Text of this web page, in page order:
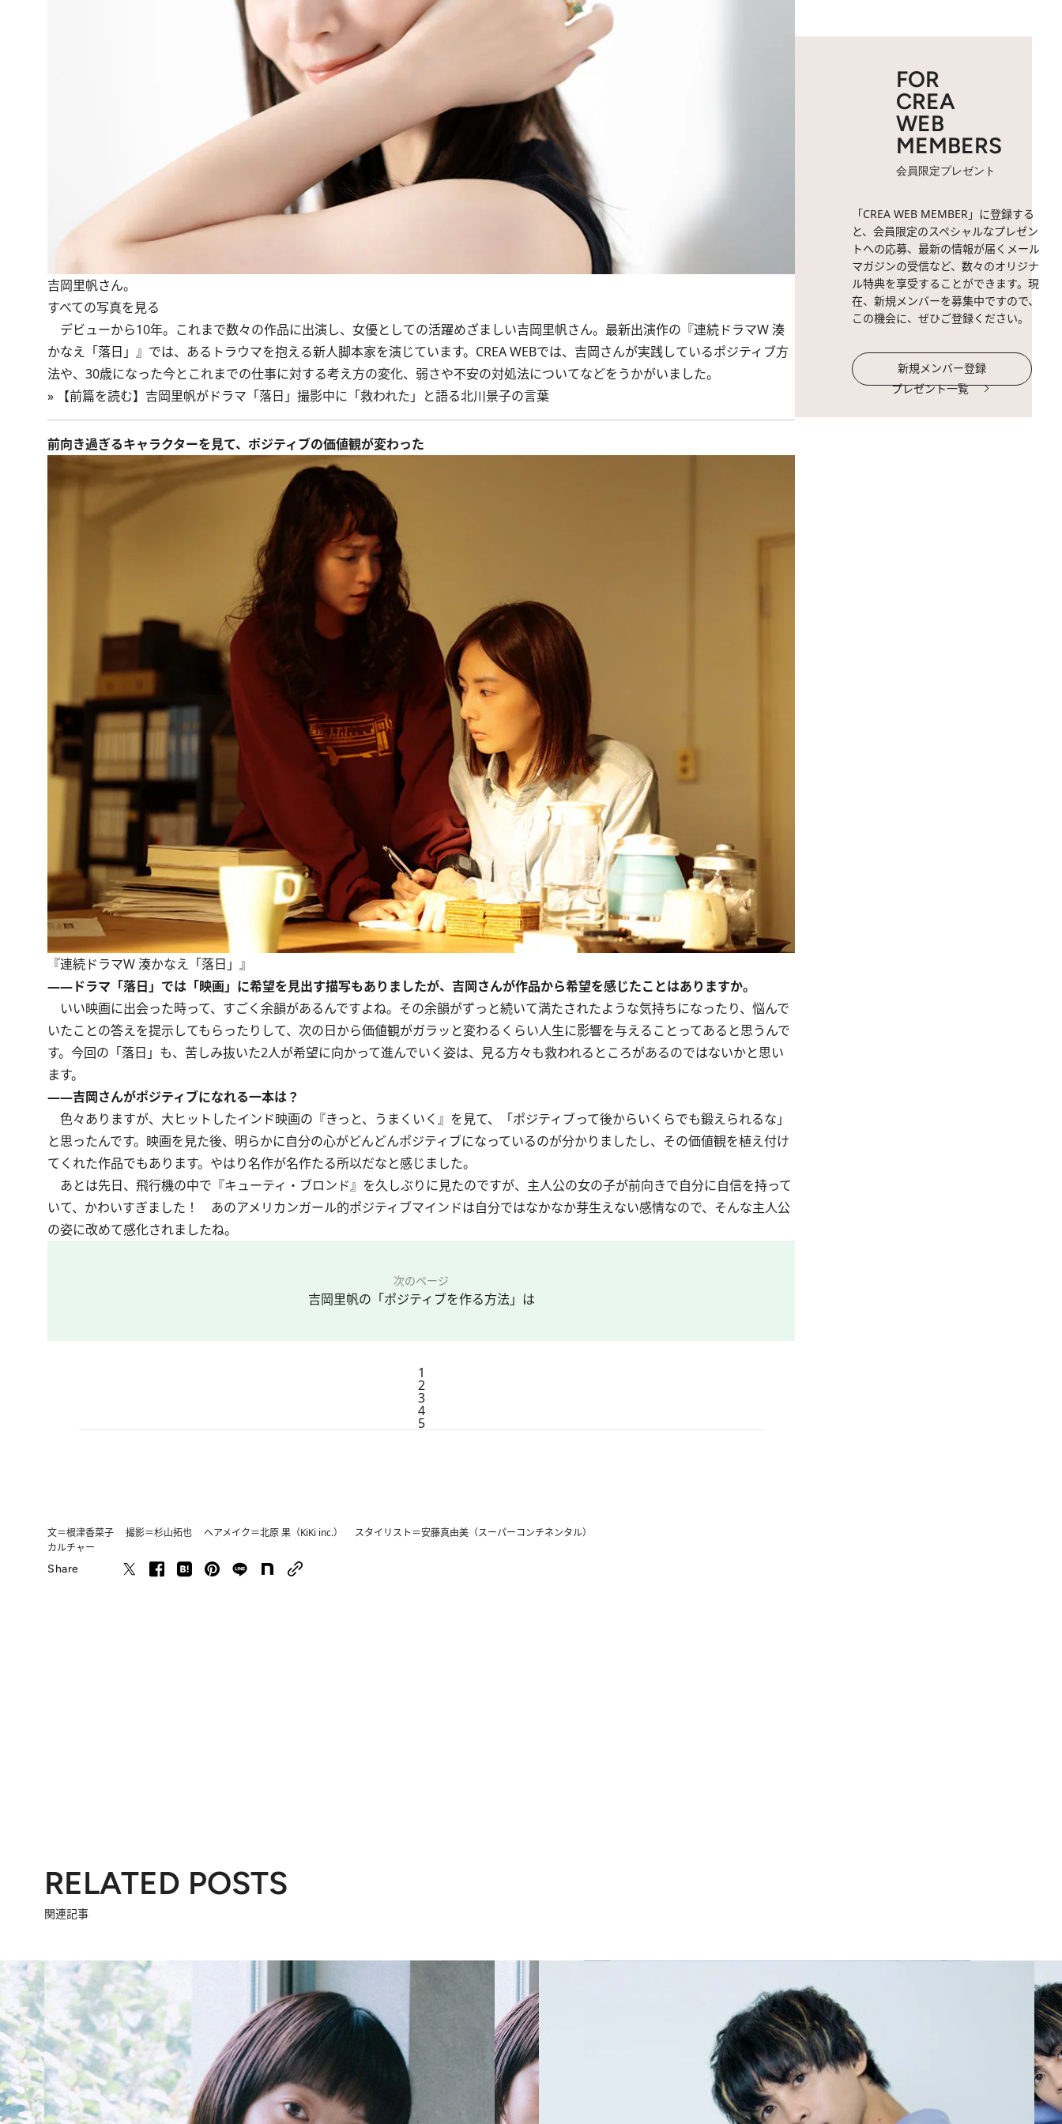
吉岡里帆さん。
すべての写真を見る
デビューから10年。これまで数々の作品に出演し、女優としての活躍めざましい吉岡里帆さん。最新出演作の『連続ドラマW 湊
かなえ「落日」』では、あるトラウマを抱える新人脚本家を演じています。CREA WEBでは、吉岡さんが実践しているポジティブ方
法や、30歳になった今とこれまでの仕事に対する考え方の変化、弱さや不安の対処法についてなどをうかがいました。
»
【前篇を読む】吉岡里帆がドラマ「落日」撮影中に「救われた」と語る北川景子の言葉
前向き過ぎるキャラクターを見て、ポジティブの価値観が変わった
『連続ドラマW 湊かなえ「落日」』
――ドラマ「落日」では「映画」に希望を見出す描写もありましたが、吉岡さんが作品から希望を感じたことはありますか。
いい映画に出会った時って、すごく余韻があるんですよね。その余韻がずっと続いて満たされたような気持ちになったり、悩んで
いたことの答えを提示してもらったりして、次の日から価値観がガラッと変わるくらい人生に影響を与えることってあると思うんで
す。今回の「落日」も、苦しみ抜いた2人が希望に向かって進んでいく姿は、見る方々も救われるところがあるのではないかと思い
ます。
――吉岡さんがポジティブになれる一本は？
色々ありますが、大ヒットしたインド映画の『きっと、うまくいく』を見て、「ポジティブって後からいくらでも鍛えられるな」
と思ったんです。映画を見た後、明らかに自分の心がどんどんポジティブになっているのが分かりましたし、その価値観を植え付け
てくれた作品でもあります。やはり名作が名作たる所以だなと感じました。
あとは先日、飛行機の中で『キューティ・ブロンド』を久しぶりに見たのですが、主人公の女の子が前向きで自分に自信を持って
いて、かわいすぎました！ あのアメリカンガール的ポジティブマインドは自分ではなかなか芽生えない感情なので、そんな主人公
の姿に改めて感化されましたね。
次のページ
吉岡里帆の「ポジティブを作る方法」は
1
2
3
4
5
文＝根津香菜子 撮影＝杉山拓也 ヘアメイク＝北原 果（KiKi inc.） スタイリスト＝安藤真由美（スーパーコンチネンタル）
カルチャー
Share
FOR
CREA
WEB
MEMBERS
会員限定プレゼント
「CREA WEB MEMBER」に登録する
と、会員限定のスペシャルなプレゼン
トへの応募、最新の情報が届くメール
マガジンの受信など、数々のオリジナ
ル特典を享受することができます。現
在、新規メンバーを募集中ですので、
この機会に、ぜひご登録ください。
新規メンバー登録
プレゼント一覧
RELATED POSTS
関連記事